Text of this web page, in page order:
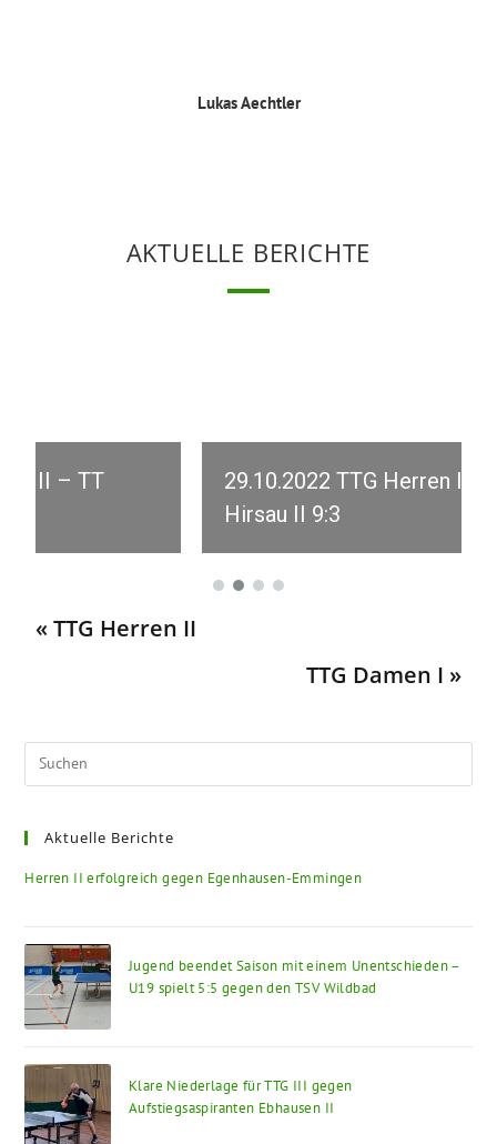
Lukas Aechtler
AKTUELLE BERICHTE
29.10.2022 TTG Herren III – TSV
« TTG Herren II
TTG Damen I »
Aktuelle Berichte
Herren II erfolgreich gegen Egenhausen-Emmingen
Jugend beendet Saison mit einem Unentschieden –
U19 spielt 5:5 gegen den TSV Wildbad
Klare Niederlage für TTG III gegen
Aufstiegsaspiranten Ebhausen II